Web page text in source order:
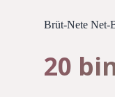
Brüt-Nete Net-
20